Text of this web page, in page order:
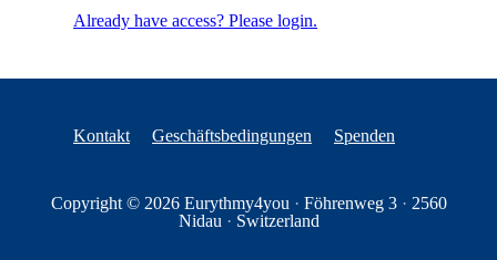
Already have access? Please login.
Kontakt Geschäftsbedingungen Spenden
Copyright © 2026 Eurythmy4you · Föhrenweg 3 · 2560
Nidau · Switzerland